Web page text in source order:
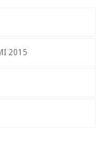
2015